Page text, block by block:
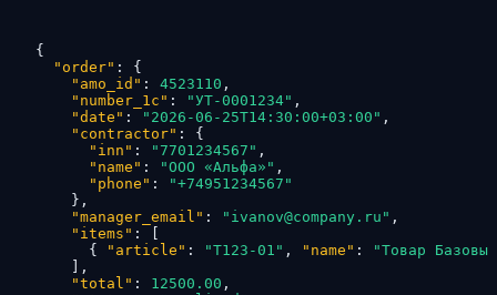
{
"order" :
{
"amo_id" : 4523110 ,
"number_1c" : "УТ-0001234" ,
"date" : "2026-06-25T14:30:00+03:00" ,
"contractor" :
{
"inn" : "7701234567" ,
"name" : "ООО «Альфа»" ,
"phone" :
"+74951234567"
} ,
"manager_email" : "ivanov@company.ru" ,
"items" :
{
"article" : "T123-01" , "name" :
"Товар
,
"total" : 12500.00 ,